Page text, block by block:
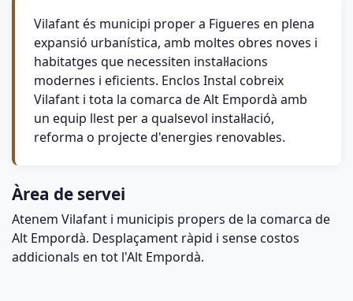
Vilafant és municipi proper a Figueres en plena
expansió urbanística, amb moltes obres noves i
habitatges que necessiten instal·lacions
modernes i eficients. Enclos Instal cobreix
Vilafant i tota la comarca de Alt Empordà amb
un equip llest per a qualsevol instal·lació,
reforma o projecte d'energies renovables.
Àrea de servei
Atenem Vilafant i municipis propers de la comarca de
Alt Empordà. Desplaçament ràpid i sense costos
addicionals en tot l'Alt Empordà.